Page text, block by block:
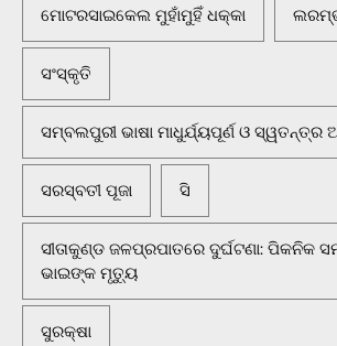
ମୋଟରସାଇକେଲ ମୁହାଁମୁହିଁ ଧକ୍କା
ସଂସ୍କୃତି
ସମ୍ବଲପୁରୀ ଭାଷା ମାଧୁର୍ଯ୍ୟପୂର୍ଣ ଓ ସ୍ୱତନ୍ତ୍ର
ସରସ୍ବତୀ ପୂଜା ସି
ସୀତାକୁଣ୍ଡ ଜଳପ୍ରପାତରେ ଦୁର୍ଘଟଣା: ପିକନିକ
ଭାଇଙ୍କ ମୃତ୍ୟୁ
ସୁରକ୍ଷା